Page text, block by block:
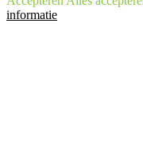
informatie